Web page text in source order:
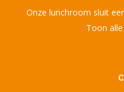
Onze lunchroom sluit
Toon